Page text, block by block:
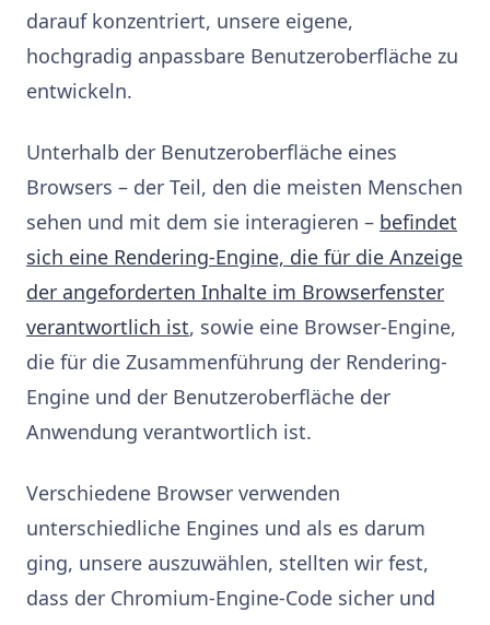
darauf konzentriert, unsere eigene,
hochgradig anpassbare Benutzeroberfläche zu
entwickeln.
Unterhalb der Benutzeroberfläche eines
Browsers – der Teil, den die meisten Menschen
sehen und mit dem sie interagieren – befindet
sich eine Rendering-Engine, die für die Anzeige
der angeforderten Inhalte im Browserfenster
verantwortlich ist, sowie eine Browser-Engine,
die für die Zusammenführung der Rendering-
Engine und der Benutzeroberfläche der
Anwendung verantwortlich ist.
Verschiedene Browser verwenden
unterschiedliche Engines und als es darum
ging, unsere auszuwählen, stellten wir fest,
dass der Chromium-Engine-Code sicher und